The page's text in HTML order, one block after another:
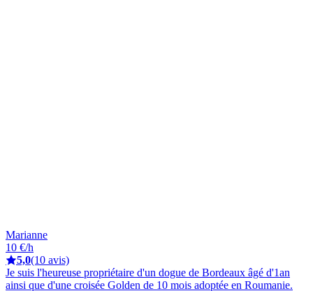
Marianne
10 €/h
5,0(10 avis)
Je suis l'heureuse propriétaire d'un dogue de Bordeaux âgé d'1an
ainsi que d'une croisée Golden de 10 mois adoptée en Roumanie.